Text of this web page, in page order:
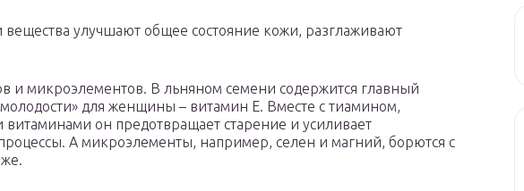
вещества улучшают общее состояние кожи, разглаживают
и микроэлементов. В льняном семени содержится главный
для женщины – витамин Е. Вместе с тиамином,
он предотвращает старение и усиливает
А микроэлементы, например, селен и магний, борются с